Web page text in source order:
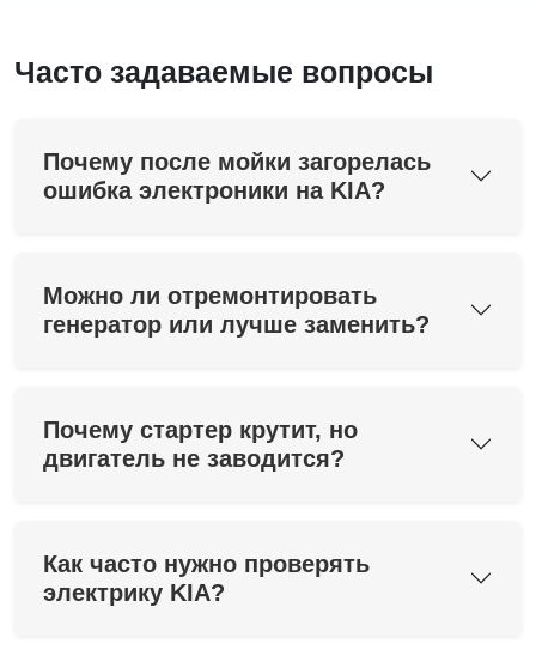
Часто задаваемые вопросы
Почему после мойки загорелась
ошибка электроники на KIA?
Можно ли отремонтировать
генератор или лучше заменить?
Почему стартер крутит, но
двигатель не заводится?
Как часто нужно проверять
электрику KIA?